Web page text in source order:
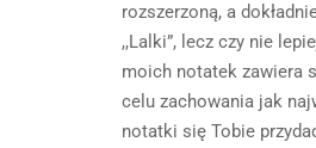
rozszerzoną, a
,,Lalki”, lecz czy nie
moich notatek zawiera
celu zachowania jak
notatki się Tobie